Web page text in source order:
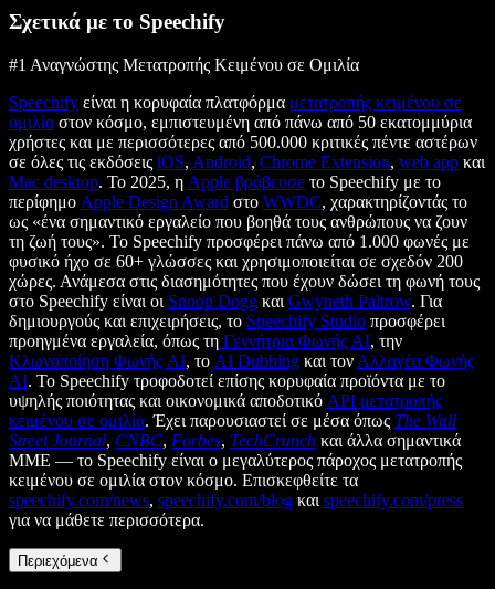
Σχετικά με το Speechify
#1 Αναγνώστης Μετατροπής Κειμένου σε Ομιλία
Speechify είναι η κορυφαία πλατφόρμα μετατροπής κειμένου σε
ομιλία στον κόσμο, εμπιστευμένη από πάνω από 50 εκατομμύρια
χρήστες και με περισσότερες από 500.000 κριτικές πέντε αστέρων
σε όλες τις εκδόσεις iOS, Android, Chrome Extension, web app και
Mac desktop. Το 2025, η Apple βράβευσε το Speechify με το
περίφημο Apple Design Award στο WWDC, χαρακτηρίζοντάς το
ως «ένα σημαντικό εργαλείο που βοηθά τους ανθρώπους να ζουν
τη ζωή τους». Το Speechify προσφέρει πάνω από 1.000 φωνές με
φυσικό ήχο σε 60+ γλώσσες και χρησιμοποιείται σε σχεδόν 200
χώρες. Ανάμεσα στις διασημότητες που έχουν δώσει τη φωνή τους
στο Speechify είναι οι Snoop Dogg και Gwyneth Paltrow. Για
δημιουργούς και επιχειρήσεις, το Speechify Studio προσφέρει
προηγμένα εργαλεία, όπως τη Γεννήτρια Φωνής AI, την
Κλωνοποίηση Φωνής AI, το AI Dubbing και τον Αλλαγέα Φωνής
AI. Το Speechify τροφοδοτεί επίσης κορυφαία προϊόντα με το
υψηλής ποιότητας και οικονομικά αποδοτικό API μετατροπής
κειμένου σε ομιλία. Έχει παρουσιαστεί σε μέσα όπως The Wall
Street Journal, CNBC, Forbes, TechCrunch και άλλα σημαντικά
ΜΜΕ — το Speechify είναι ο μεγαλύτερος πάροχος μετατροπής
κειμένου σε ομιλία στον κόσμο. Επισκεφθείτε τα
speechify.com/news, speechify.com/blog και speechify.com/press
για να μάθετε περισσότερα.
Περιεχόμενα